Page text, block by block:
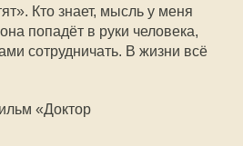
Кто знает, мысль у меня
попадёт в руки человека,
сотрудничать. В жизни всё
«Доктор